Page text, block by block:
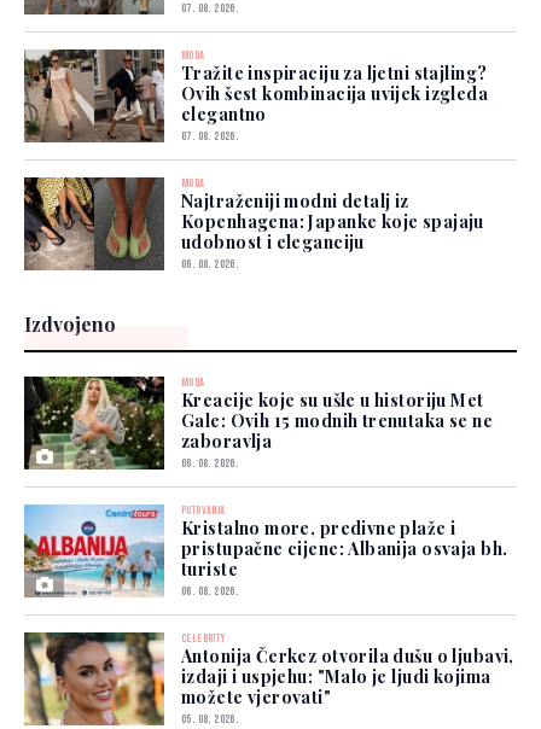
07. 08. 2026.
MODA
Tražite inspiraciju za ljetni stajling?
Ovih šest kombinacija uvijek izgleda
elegantno
07. 08. 2026.
MODA
Najtraženiji modni detalj iz
Kopenhagena: Japanke koje spajaju
udobnost i eleganciju
06. 08. 2026.
Izdvojeno
MODA
Kreacije koje su ušle u historiju Met
Gale: Ovih 15 modnih trenutaka se ne
zaboravlja
06. 08. 2026.
PUTOVANJA
Kristalno more, predivne plaže i
pristupačne cijene: Albanija osvaja bh.
turiste
06. 08. 2026.
CELEBRITY
Antonija Čerkez otvorila dušu o ljubavi,
izdaji i uspjehu: "Malo je ljudi kojima
možete vjerovati"
05. 08. 2026.